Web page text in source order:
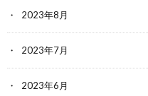
2023年8月
2023年7月
2023年6月